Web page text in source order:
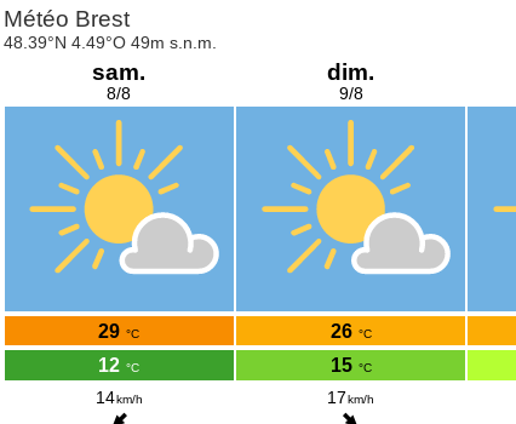
Météo Brest
48.39°N 4.49°O 49m s.n.m.
sam.
8/8
29 °C
12 °C
14km/h
dim.
9/8
26 °C
15 °C
17km/h